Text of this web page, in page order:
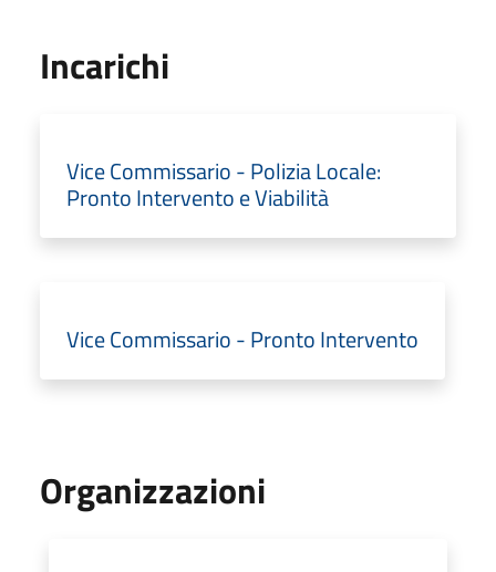
Incarichi
Vice Commissario - Polizia Locale:
Pronto Intervento e Viabilità
Vice Commissario - Pronto Intervento
Organizzazioni